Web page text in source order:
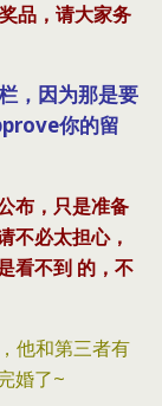
品，请大家务
，因为那是要
你的留
布，只是准备
不必太担心，
看不到 的，不
他和第三者有
婚了~